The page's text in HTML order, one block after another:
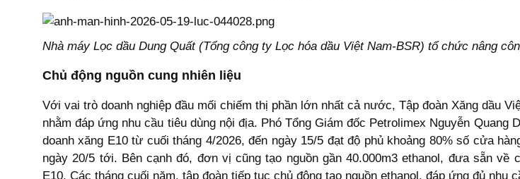
Nhà máy Lọc dầu Dung Quất (Tổng công ty Lọc hóa dầu Việt Nam-BSR) tổ chức nâng
Chủ động nguồn cung nhiên liệu
Với vai trò doanh nghiệp đầu mối chiếm thị phần lớn nhất cả nước, Tập đoàn Xăng dầu
nhằm đáp ứng nhu cầu tiêu dùng nội địa. Phó Tổng Giám đốc Petrolimex Nguyễn
doanh xăng E10 từ cuối tháng 4/2026, đến ngày 15/5 đạt độ phủ khoảng 80% số cửa
ngày 20/5 tới. Bên cạnh đó, đơn vị cũng tạo nguồn gần 40.000m3 ethanol, đưa sẵn
E10. Các tháng cuối năm, tập đoàn tiếp tục chủ động tạo nguồn ethanol, đáp ứng đủ nhu